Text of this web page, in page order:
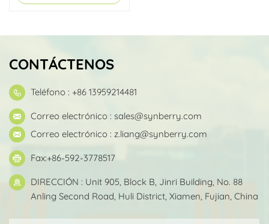
CONTÁCTENOS
Teléfono : +86 13959214481
Correo electrónico : sales@synberry.com
Correo electrónico : z.liang@synberry.com
Fax:+86-592-3778517
DIRECCIÓN : Unit 905, Block B, Jinri Building, No. 88
Anling Second Road, Huli District, Xiamen, Fujian, China